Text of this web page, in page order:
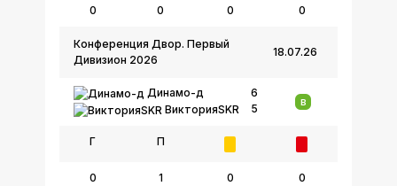
0 0 0 0
18.07.26
Конференция Двор. Первый
Дивизион 2026
Динамо-д
ВикторияSKR
6
5
В
Г П
0 1 0 0